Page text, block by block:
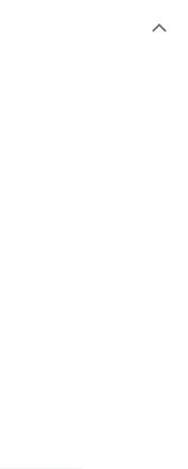
轉至「AFTEE先享後付」
連結，可透過四大超商／
效，需透過AFTEE先享
面顯示為準，若有關於
請聯繫「AFTEE先享後付
support/home
先享後付」服務完成之交
之用戶狀況，依本公司即